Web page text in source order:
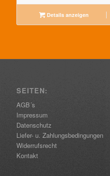
Details anzeigen
SEITEN:
AGB´s
Impressum
Datenschutz
Liefer- u. Zahlungsbedingungen
Widerrufsrecht
Kontakt